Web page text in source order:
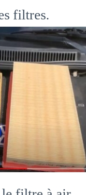
filtres.